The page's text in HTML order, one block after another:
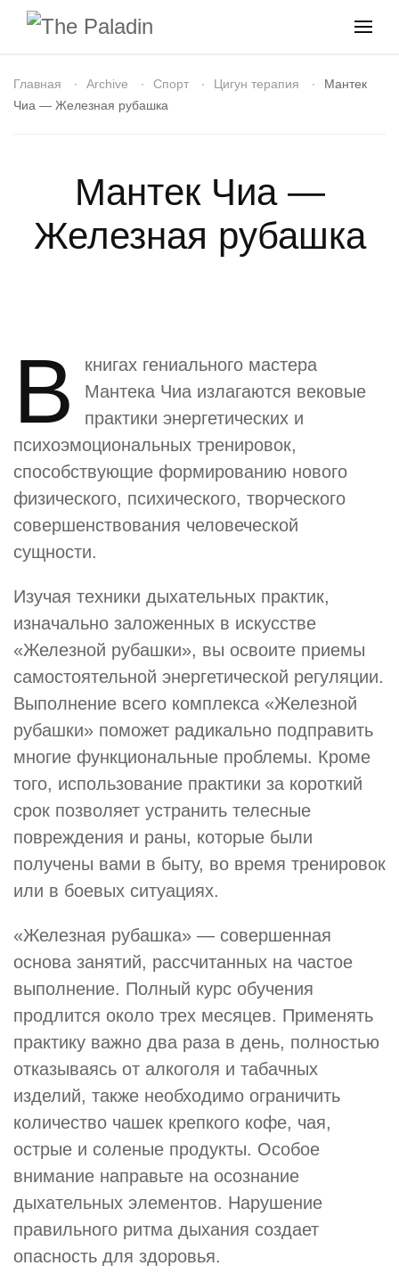
Главная Archive Спорт Цигун терапия
Мантек
Чиа — Железная рубашка
Мантек Чиа —
Железная рубашка
В
книгах гениального мастера
Мантека Чиа излагаются вековые
практики энергетических и
психоэмоциональных тренировок,
способствующие формированию нового
физического, психического, творческого
совершенствования человеческой
сущности.
Изучая техники дыхательных практик,
изначально заложенных в искусстве
«Железной рубашки», вы освоите приемы
самостоятельной энергетической регуляции.
Выполнение всего комплекса «Железной
рубашки» поможет радикально подправить
многие функциональные проблемы. Кроме
того, использование практики за короткий
срок позволяет устранить телесные
повреждения и раны, которые были
получены вами в быту, во время тренировок
или в боевых ситуациях.
«Железная рубашка» — совершенная
основа занятий, рассчитанных на частое
выполнение. Полный курс обучения
продлится около трех месяцев. Применять
практику важно два раза в день, полностью
отказываясь от алкоголя и табачных
изделий, также необходимо ограничить
количество чашек крепкого кофе, чая,
острые и соленые продукты. Особое
внимание направьте на осознание
дыхательных элементов. Нарушение
правильного ритма дыхания создает
опасность для здоровья.